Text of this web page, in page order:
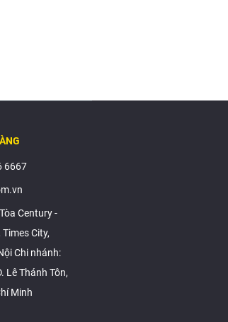
6667
Century -
City,
Chi nhánh:
Lê Thánh Tôn,
Minh